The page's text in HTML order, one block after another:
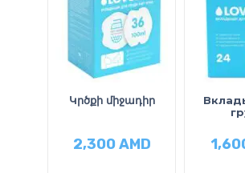
Կրծքի միջադիր
2,300AMD